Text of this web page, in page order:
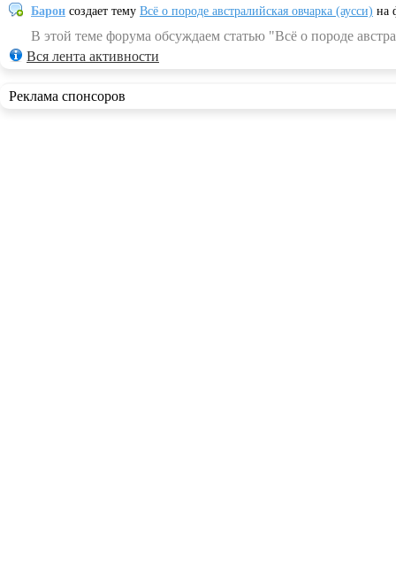
Барон создает тему Всё о породе австралийская овчарка (аусси) на
В этой теме форума обсуждаем статью "Всё о породе
Вся лента активности
Реклама спонсоров